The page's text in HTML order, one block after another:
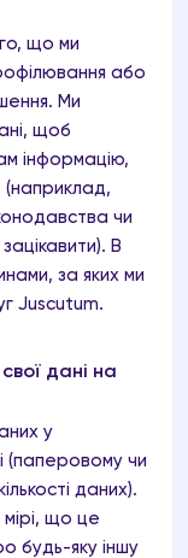
що ми
або
Ми
щоб
інформацію,
чи
В
за яких ми
Juscutum.
у
(паперовому чи
даних).
що це
будь-яку іншу
дані на